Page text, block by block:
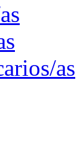
as